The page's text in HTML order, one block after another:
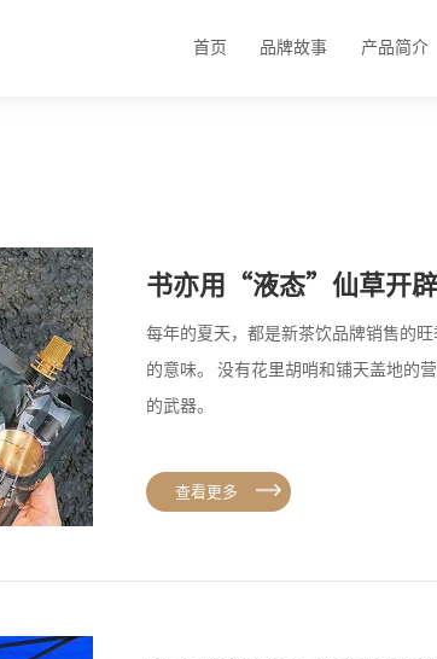
首页 品牌故事 产品简介
书亦用“液态”仙草开辟
每年的夏天，都是新茶饮品牌销售的
的意味。 没有花里胡哨和铺天盖地的
的武器。
查看更多